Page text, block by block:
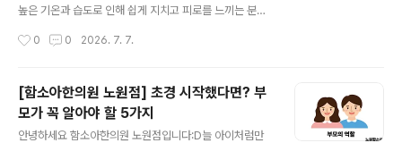
을 함께 살펴봅니다. 먼저 실제로 먹고 싶은 마음 자체가 줄
이 저하된 것으로 설명하기도 합니다. 음식이 잘 소화되지
높은 기온과 습도로 인해 쉽게 지치고 피로를 느끼는 분들
험생들은 체력 소모가 극심해지고 집중력이 뚝 떨어지기
적인 압박감과 부담감까지 더해져 몸과 마음이 모두 지치
기 쉽습니다.시험을 앞두고 긴장하는 것은 매우 자연스러
운 반응입니다. 적당한 긴장감은 학습 집중도를 높이는 데
긍정적인 자극이 되기도 하지만, 과도한 긴장은 숙면을 방
0 0 2026. 7. 7.
[함소아한의원 노원점] 초경 시작했다면? 부
모가 꼭 알아야 할 5가지
안녕하세요 함소아한의원 노원점입니다:D늘 아이처럼만